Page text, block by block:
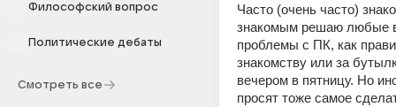
Философский вопрос
Политические дебаты
Смотреть все
Часто (очень часто)
знакомым решаю любые
проблемы с ПК, как
знакомству или за
вечером в пятницу. Но
просят тоже самое